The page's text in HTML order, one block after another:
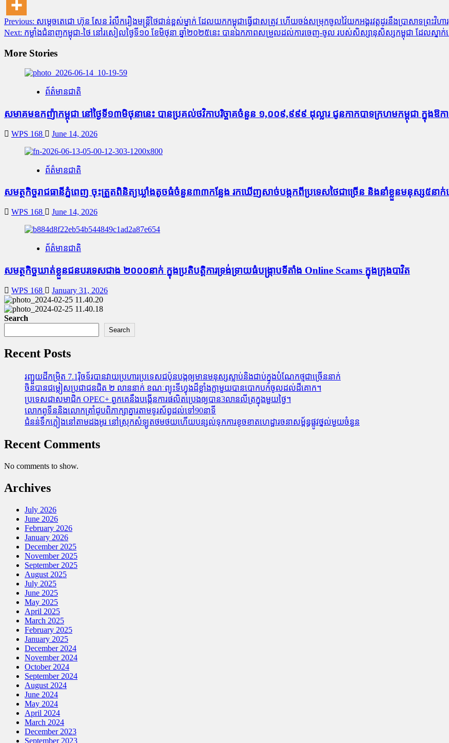
Post
navigation
Previous: សម្តេចតេជោ ហ៊ុន សែន រំលឹករឿងមន្ត្រីថៃជាន់ខ្ពស់ម្នាក់ ដែលយកកម្ពុជាធ្វើជាសត្រូវ ហើយចង់សម្រុកចូលវ៉ៃយកអង្គរវត្តដូរនឹងប្រាសាទព្រះវិហារ,
Next: កម្លាំង​ជំនាញ​កម្ពុជា​-​ថៃ នៅ​រសៀល​ថ្ងៃ​ទី​១០ ខែមិថុនា ឆ្នាំ​២០២៥​នេះ បាន​ឯកភាព​សម្រួល​ដល់​ការ​ចេញ​-​ចូល របស់​សិស្សានុសិស្ស​កម្ពុជា ដែល​ស្នាក់​នៅ​ក្
More Stories
ព័ត៌មានជាតិ
សមាគមឧកញ៉ាកម្ពុជា នៅថ្ងៃទី១៣មិថុនានេះ បានប្រគល់ថវិកាបរិច្ចាគចំនួន ១,០០៩,៩៩៩ ដុល្លារ ជូនកាកបាទក្រហមកម្ពុជា ក្នុ
WPS 168 June 14, 2026
ព័ត៌មានជាតិ
សមត្ថកិច្ចរាជធានីភ្នំពេញ ចុះត្រួតពិនិត្យឃ្លាំងតូច​ធំ​ចំនួន៣៣កន្លែង រក​ឃើញសាច់បង្កកពីប្រទេសថៃជាច្រើន និងនាំខ្លួនមនុស្ស៥នា
WPS 168 June 14, 2026
ព័ត៌មានជាតិ
សមត្ថកិច្ចឃាត់ខ្លួនជនបរទេសជាង ២០០០នាក់ ក្នុងប្រតិបត្តិការទ្រង់​ទ្រាយ​ធំ​បង្ក្រាប​ទីតាំង Online Scams ក្នុងក្រុងបាវិត
WPS 168 January 31, 2026
Search
Search
Recent Posts
រញ្ជួយដីកម្រិត​ 7.1រ៉ិចទ័របានវាយប្រហារប្រទេសជប៉ុនបង្កឲ្យមានមនុស្សស្លាប់​និង​ជាប់ក្នុងបំណែកថ្មជាច្រើននាក់
ចិនបានជម្លៀសប្រជាជនជិត ២ លាននាក់ ខណៈព្យុះទីហ្វុងដ៏ខ្លាំងក្លាមួយបានបោកបក់ចូលដល់ដីគោក។
ប្រទេសជាសមាជិក OPEC+​ ពួកគេនឹងបង្កើនការផលិតប្រេងឲ្យបាន3លានលីត្រក្នុងមួយថ្ងៃ។
លោកពូទីននិងលោកត្រាំជូបពិភាក្សាគ្នារតាមទូរស័ព្ធដល់ទៅ90នាទី
ជំនន់​ទឹកភ្លៀង​នៅ​តាម​ដងអូរ​ នៅ​ស្រុក​សំឡូត​ថមថយ​ហើយ​បន្សល់​ទុក​ការ​ខូចខាត​ហេដ្ឋារចនាសម្ព័ន្ធ​ផ្លូវថ្នល់​មួយ​ចំនួន
Recent Comments
No comments to show.
Archives
July 2026
June 2026
February 2026
January 2026
December 2025
November 2025
September 2025
August 2025
July 2025
June 2025
May 2025
April 2025
March 2025
February 2025
January 2025
December 2024
November 2024
October 2024
September 2024
August 2024
June 2024
May 2024
April 2024
March 2024
December 2023
September 2023